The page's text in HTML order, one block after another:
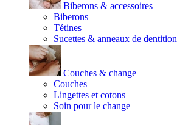
Biberons & accessoires
Biberons
Tétines
Sucettes & anneaux de dentition
Couches & change
Couches
Lingettes et cotons
Soin pour le change